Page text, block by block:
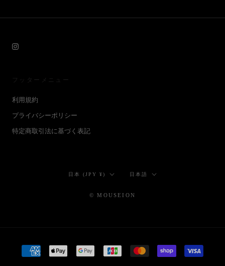
フッターメニュー
利用規約
プライバシーポリシー
特定商取引法に基づく表記
国/
日本 (JPY ¥)
言
日本語
© MOUSEION